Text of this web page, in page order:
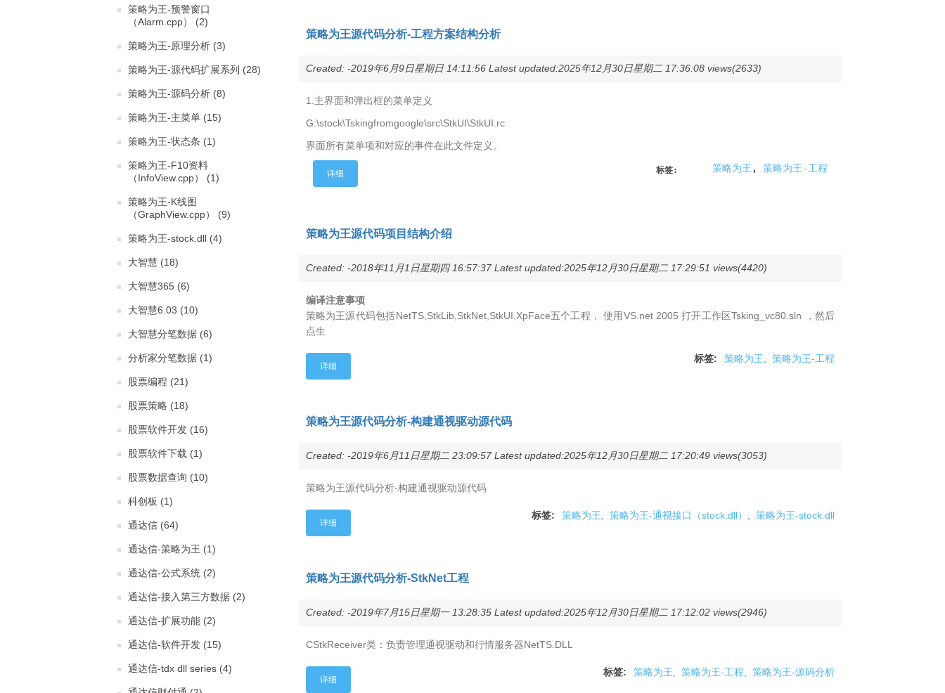
策略为王-预警窗口
（Alarm.cpp） (2)
策略为王-原理分析 (3)
策略为王-源代码扩展系列 (28)
策略为王-源码分析 (8)
策略为王-主菜单 (15)
策略为王-状态条 (1)
策略为王-F10资料
（InfoView.cpp） (1)
策略为王-K线图
（GraphView.cpp） (9)
策略为王-stock.dll (4)
大智慧 (18)
大智慧365 (6)
大智慧6.03 (10)
大智慧分笔数据 (6)
分析家分笔数据 (1)
股票编程 (21)
股票策略 (18)
股票软件开发 (16)
股票软件下载 (1)
股票数据查询 (10)
科创板 (1)
通达信 (64)
通达信-策略为王 (1)
通达信-公式系统 (2)
通达信-接入第三方数据 (2)
通达信-扩展功能 (2)
通达信-软件开发 (15)
通达信-tdx dll series (4)
策略为王源代码分析-工程方案结构分析
Created: -2019年6月9日星期日 14:11:56 Latest updated:2025年12月30日星期二 17:36:08 views(2633)
1.主界面和弹出框的菜单定义
G:\stock\Tskingfromgoogle\src\StkUI\StkUI.rc
界面所有菜单项和对应的事件在此文件定义。
标签: 策略为王 , 策略为王-工程
详细
策略为王源代码项目结构介绍
Created: -2018年11月1日星期四 16:57:37 Latest updated:2025年12月30日星期二 17:29:51 views(4420)
编译注意事项
策略为王源代码包括NetTS,StkLib,StkNet,StkUI,XpFace五个工程， 使用VS.net 2005 打开工作区Tsking_vc80.sln ，然后
点生
标签: 策略为王 策略为王-工程
详细
策略为王源代码分析-构建通视驱动源代码
Created: -2019年6月11日星期二 23:09:57 Latest updated:2025年12月30日星期二 17:20:49 views(3053)
策略为王源代码分析-构建通视驱动源代码
标签: 策略为王 策略为王-通视接口（stock.dll） 策略为王-stock.dll
详细
策略为王源代码分析-StkNet工程
Created: -2019年7月15日星期一 13:28:35 Latest updated:2025年12月30日星期二 17:12:02 views(2946)
CStkReceiver类：负责管理通视驱动和行情服务器NetTS.DLL
标签: 策略为王 策略为王-工程 策略为王-源码分析
详细